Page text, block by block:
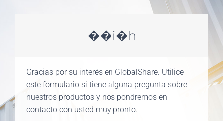
��i�h
Gracias por su interés en GlobalShare. Utilice
este formulario si tiene alguna pregunta sobre
nuestros productos y nos pondremos en
contacto con usted muy pronto.